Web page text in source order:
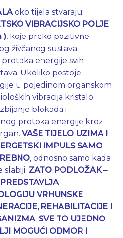
oko tijela stvaraju
VIBRACIJSKO POLJE
), koje preko pozitivne
živčanog sustava
energije svih
Ukoliko postoje
u pojedinom organskom
vibracija kristalo
blokada i
protoka energije kroz
VAŠE TIJELO UZIMA I
IMPULS SAMO
, odnosno samo kada
slabiji. ZATO PODLOŽAK –
VRHUNSKE
REHABILITACIJE I
. SVE TO UJEDNO
MOGUĆI ODMOR I